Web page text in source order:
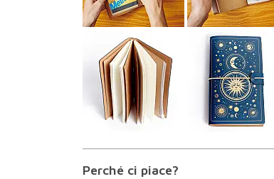
Perché ci piace?